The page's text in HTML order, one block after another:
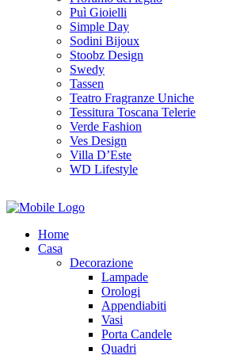
Puì Gioielli
Simple Day
Sodini Bijoux
Stoobz Design
Swedy
Tassen
Teatro Fragranze Uniche
Tessitura Toscana Telerie
Verde Fashion
Ves Design
Villa D’Este
WD Lifestyle
Home
Casa
Decorazione
Lampade
Orologi
Appendiabiti
Vasi
Porta Candele
Quadri